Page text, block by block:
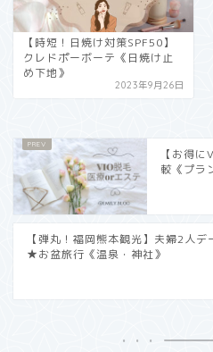
【時短！日焼け対策SPF50】
クレドポーボーテ《日焼け止
め下地》
2023年9月26日
【お得
較《プラ
【弾丸！福岡熊本観光】夫婦2人デ
★お盆旅行《温泉・神社》